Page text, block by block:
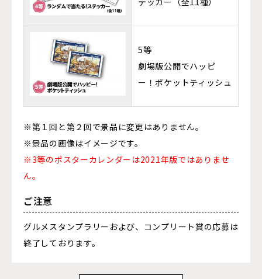
5等
劇場版公開でハッピ
ー！ポケットティッシュ
※第１回と第２回で景品に変更はありません。
※景品の画像はイメージです。
※3等のポスターカレンダーは2021年版ではありませ
ん。
ご注意
グルメスタンプラリーおよび、コンプリート賞の応募は
終了しております。